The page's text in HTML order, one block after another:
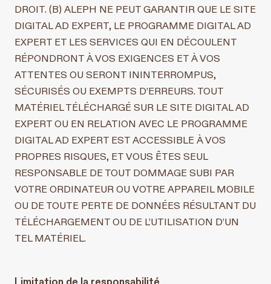
DROIT. (B) ALEPH NE PEUT GARANTIR QUE LE SITE
DIGITAL AD EXPERT, LE PROGRAMME DIGITAL AD
EXPERT ET LES SERVICES QUI EN DÉCOULENT
RÉPONDRONT À VOS EXIGENCES ET À VOS
ATTENTES OU SERONT ININTERROMPUS,
SÉCURISÉS OU EXEMPTS D’ERREURS. TOUT
MATÉRIEL TÉLÉCHARGÉ SUR LE SITE DIGITAL AD
EXPERT OU EN RELATION AVEC LE PROGRAMME
DIGITAL AD EXPERT EST ACCESSIBLE À VOS
PROPRES RISQUES, ET VOUS ÊTES SEUL
RESPONSABLE DE TOUT DOMMAGE SUBI PAR
VOTRE ORDINATEUR OU VOTRE APPAREIL MOBILE
OU DE TOUTE PERTE DE DONNÉES RÉSULTANT DU
TÉLÉCHARGEMENT OU DE L’UTILISATION D’UN
TEL MATÉRIEL.